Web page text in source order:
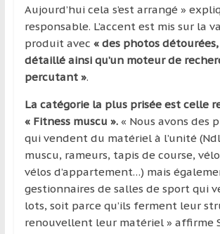
Aujourd’hui cela s’est arrangé »
responsable. L’accent est mis sur la
produit avec « des photos
détaillé ainsi qu’un moteur de
percutant ».
La catégorie la plus prisée est celle
« Fitness muscu ».« Nous avons des
qui vendent du matériel à l’unité
muscu, rameurs, tapis de course,
vélos d’appartement…) mais
gestionnaires de salles de sport qui
lots, soit parce qu’ils ferment leur
renouvellent leur matériel » affirme